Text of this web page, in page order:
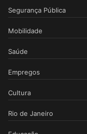
Segurança Pública
Mobilidade
Saúde
Empregos
Cultura
Rio de Janeiro